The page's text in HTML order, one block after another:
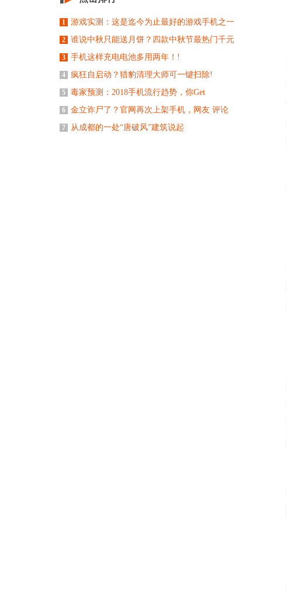
1 游戏实测：这是迄今为止最好的游戏手机之一
2 谁说中秋只能送月饼？四款中秋节最热门千元
3 手机这样充电电池多用两年！!
4 疯狂自启动？猎豹清理大师可一键扫除!
5 毒家预测：2018手机流行趋势，你Get
6 金立诈尸了？官网再次上架手机，网友 评论
7 从成都的一处“唐破风”建筑说起